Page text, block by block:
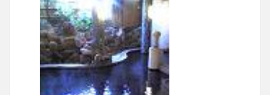
いえ、ちょっと落ち着かなかったです。
春陽館さんは長崎県を代表する老舗温泉旅館さんですし、観
光バス駐車場至近という好立地ですので、当然の役割として
率先してツアー客を受け入れていらっしゃるのだと思いま
す。週末を含めた繁忙期の個人での立ち寄り入浴は特に厳し
いと思われますので、事前確認をしてからお出掛けされてく